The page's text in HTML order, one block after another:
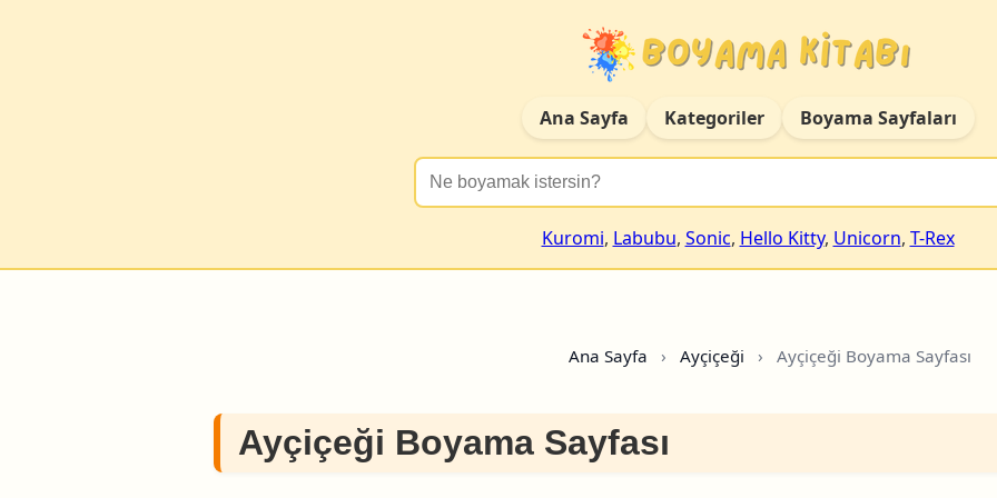
Ana Sayfa Kategoriler Boyama Sayfaları
Kuromi, Labubu, Sonic, Hello Kitty, Unicorn, T-Rex
Ana Sayfa › Ayçiçeği › Ayçiçeği Boyama Sayfası
Ayçiçeği Boyama Sayfası